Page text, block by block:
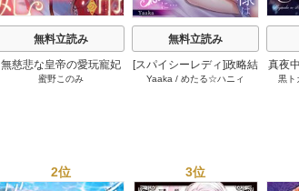
無料立読み
無慈悲な皇帝の愛玩寵妃
―おわらぬ快楽、閨に響
蜜野このみ
無料立読み
[スパイシーレディ]政略結
婚した塩対応の旦那様は
Yaaka / めたる☆ハニィ
真夜
黒ト
2位 3位